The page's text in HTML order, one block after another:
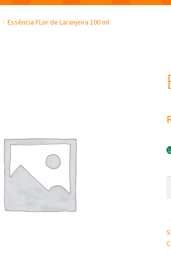
Essência FLor de Laranjeira 100 ml